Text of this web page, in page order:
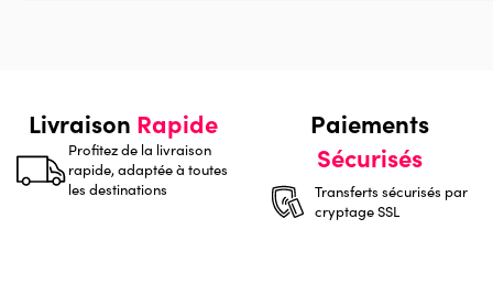
Livraison Rapide
Profitez de la livraison
rapide, adaptée à toutes
les destinations
Paiements
Sécurisés
Transferts sécurisés par
cryptage SSL